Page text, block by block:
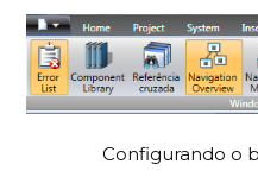
Configurando o